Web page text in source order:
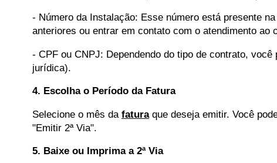
- Número da Instalação: Esse número está presente
anteriores ou entrar em contato com o atendimento ao
- CPF ou CNPJ: Dependendo do tipo de contrato,
jurídica).
4. Escolha o Período da Fatura
Selecione o mês da faturaque deseja emitir. Você
"Emitir 2ª Via".
5. Baixe ou Imprima a 2ª Via